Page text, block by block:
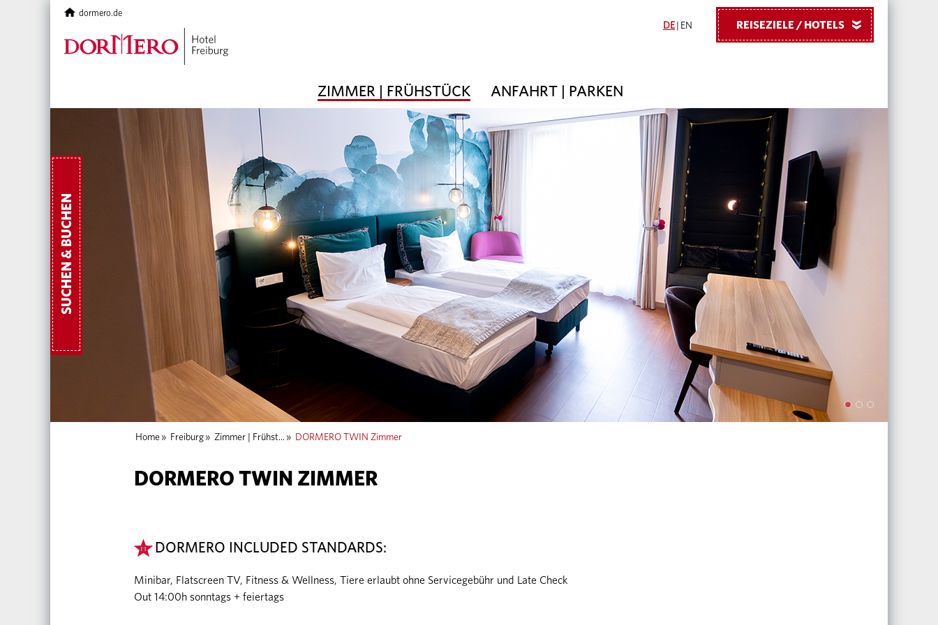
DE EN
ZIMMER | FRÜHSTÜCK ANFAHRT | PARKEN
dormero.de
REISEZIELE / HOTELS »
SUCHEN & BUCHEN
Home » Freiburg » Zimmer | Frühst... » DORMERO TWIN Zimmer
DORMERO TWIN ZIMMER
DORMERO INCLUDED STANDARDS:
Minibar, Flatscreen TV, Fitness & Wellness, Tiere erlaubt ohne Servicegebühr und Late Check
Out 14:00h sonntags + feiertags